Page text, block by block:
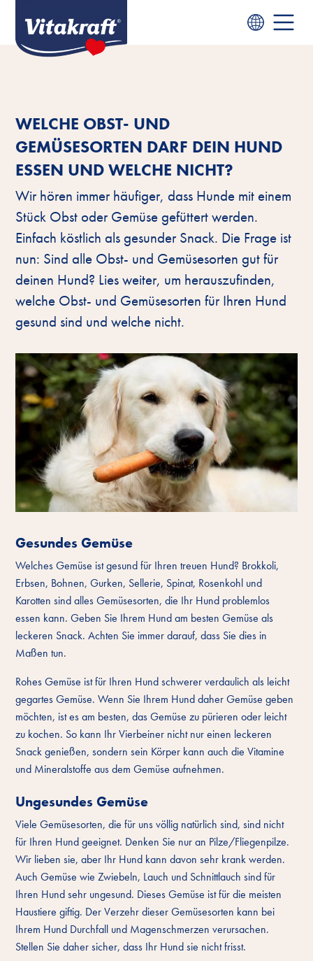
WELCHE OBST- UND
GEMÜSESORTEN DARF DEIN HUND
ESSEN UND WELCHE NICHT?
Wir hören immer häufiger, dass Hunde mit einem
Stück Obst oder Gemüse gefüttert werden.
Einfach köstlich als gesunder Snack. Die Frage ist
nun: Sind alle Obst- und Gemüsesorten gut für
deinen Hund? Lies weiter, um herauszufinden,
welche Obst- und Gemüsesorten für Ihren Hund
gesund sind und welche nicht.
Gesundes Gemüse
Welches Gemüse ist gesund für Ihren treuen Hund? Brokkoli,
Erbsen, Bohnen, Gurken, Sellerie, Spinat, Rosenkohl und
Karotten sind alles Gemüsesorten, die Ihr Hund problemlos
essen kann. Geben Sie Ihrem Hund am besten Gemüse als
leckeren Snack. Achten Sie immer darauf, dass Sie dies in
Maßen tun.
Rohes Gemüse ist für Ihren Hund schwerer verdaulich als leicht
gegartes Gemüse. Wenn Sie Ihrem Hund daher Gemüse geben
möchten, ist es am besten, das Gemüse zu pürieren oder leicht
zu kochen. So kann Ihr Vierbeiner nicht nur einen leckeren
Snack genießen, sondern sein Körper kann auch die Vitamine
und Mineralstoffe aus dem Gemüse aufnehmen.
Ungesundes Gemüse
Viele Gemüsesorten, die für uns völlig natürlich sind, sind nicht
für Ihren Hund geeignet. Denken Sie nur an Pilze/Fliegenpilze.
Wir lieben sie, aber Ihr Hund kann davon sehr krank werden.
Auch Gemüse wie Zwiebeln, Lauch und Schnittlauch sind für
Ihren Hund sehr ungesund. Dieses Gemüse ist für die meisten
Haustiere giftig. Der Verzehr dieser Gemüsesorten kann bei
Ihrem Hund Durchfall und Magenschmerzen verursachen.
Stellen Sie daher sicher, dass Ihr Hund sie nicht frisst.